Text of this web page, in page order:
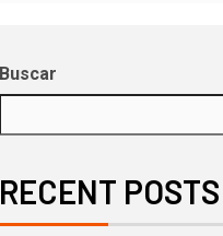
Buscar
RECENT POSTS